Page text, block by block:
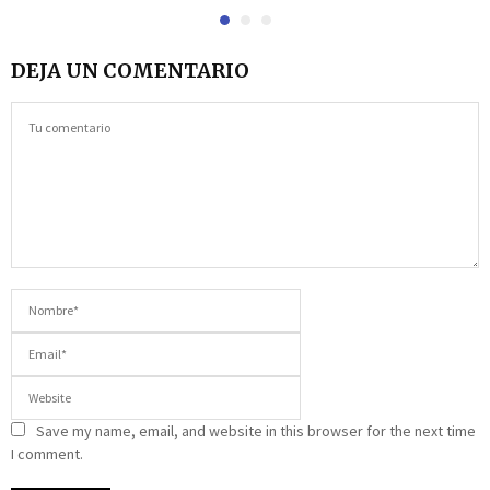
DEJA UN COMENTARIO
Save my name, email, and website in this browser for the next time
I comment.